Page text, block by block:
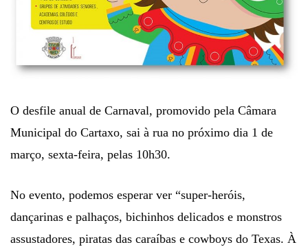
O desfile anual de Carnaval, promovido pela Câmara
Municipal do Cartaxo, sai à rua no próximo dia 1 de
março, sexta-feira, pelas 10h30.
No evento, podemos esperar ver “super-heróis,
dançarinas e palhaços, bichinhos delicados e monstros
assustadores, piratas das caraíbas e cowboys do Texas. À